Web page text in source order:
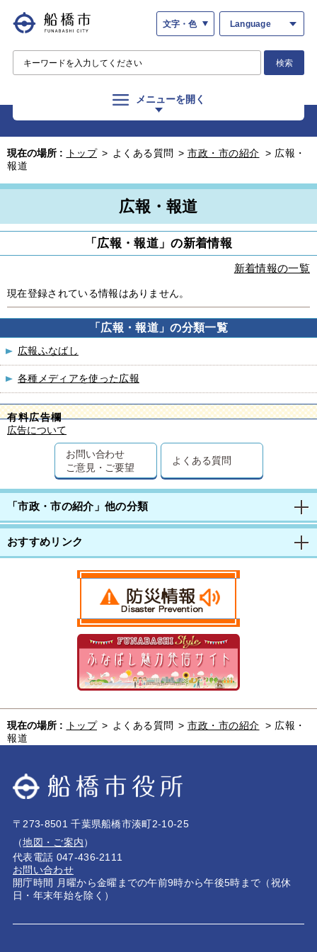
文字・色 Language
検索
メニューを開く
現在の場所 : トップ > よくある質問 > 市政・市の紹介 > 広報・
報道
広報・報道
「広報・報道」の新着情報
新着情報の一覧
現在登録されている情報はありません。
「広報・報道」の分類一覧
広報ふなばし
各種メディアを使った広報
有料広告欄
広告について
お問い合わせ
ご意見・ご要望
よくある質問
「市政・市の紹介」他の分類
おすすめリンク
現在の場所 : トップ > よくある質問 > 市政・市の紹介 > 広報・
報道
〒273-8501 千葉県船橋市湊町2-10-25
（地図・ご案内）
代表電話 047-436-2111
お問い合わせ
開庁時間 月曜から金曜までの午前9時から午後5時まで（祝休
日・年末年始を除く）